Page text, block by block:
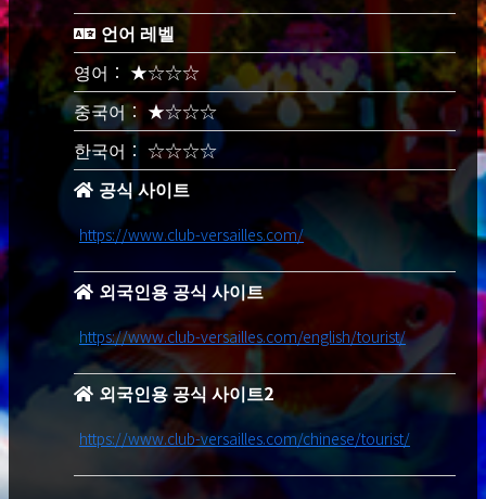
입회금 300,000 엔
연회비 -
설정비 ASK 문의하시기 바랍니다.
유명 모델이나 탤런트 등을 소개하는 최
고급 VIP 특별 코스입니다.
파티 코스 조합 〇
블랙 코스
입회금 1,000,000엔
연회비 500,000엔
설정비 -
신인 우선 소개, 블랙 코스의 여성 소개.
파티 코스 조합 〇
언어 레벨
영어： ★☆☆☆
중국어： ★☆☆☆
한국어： ☆☆☆☆
공식 사이트
https://www.club-versailles.com/
외국인용 공식 사이트
https://www.club-versailles.com/english/tourist/
외국인용 공식 사이트2
https://www.club-versailles.com/chinese/tourist/